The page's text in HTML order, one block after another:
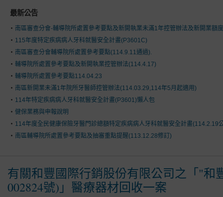
最新公告
南區審查分會-輔導院所處置參考要點及新開執業未滿1年控管辦法及新開業額
115年度特定疾病病人牙科就醫安全計畫(P3601C)
南區審查分會輔導院所處置參考要點(114.9.11通過).
輔導院所處置參考要點及新開執業控管辦法(114.4.17)
輔導院所處置參考要點114.04.23
南區新開業未滿1年院所牙醫師控管辦法(114.03.29,114年5月起適用)
114年特定疾病病人牙科就醫安全計畫(P3601)懶人包
健保業務與申報說明
114年度全民健康保險牙醫門診總額特定疾病病人牙科就醫安全計畫(114.2.19
南區輔導院所處置參考要點及抽審重點提醒(113.12.28修訂)
有關和豐國際行銷股份有限公司之「"
002824號)」醫療器材回收一案